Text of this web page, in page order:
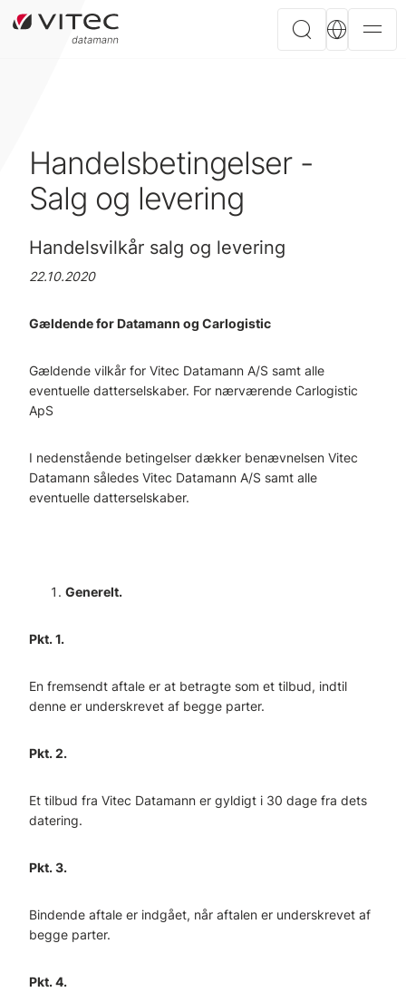
Handelsbetingelser -
Salg og levering
Handelsvilkår salg og levering
22.10.2020
Gældende for Datamann og Carlogistic
Gældende vilkår for Vitec Datamann A/S samt alle
eventuelle datterselskaber. For nærværende Carlogistic
ApS
I nedenstående betingelser dækker benævnelsen Vitec
Datamann således Vitec Datamann A/S samt alle
eventuelle datterselskaber.
Generelt.
Pkt. 1.
En fremsendt aftale er at betragte som et tilbud, indtil
denne er underskrevet af begge parter.
Pkt. 2.
Et tilbud fra Vitec Datamann er gyldigt i 30 dage fra dets
datering.
Pkt. 3.
Bindende aftale er indgået, når aftalen er underskrevet af
begge parter.
Pkt. 4.